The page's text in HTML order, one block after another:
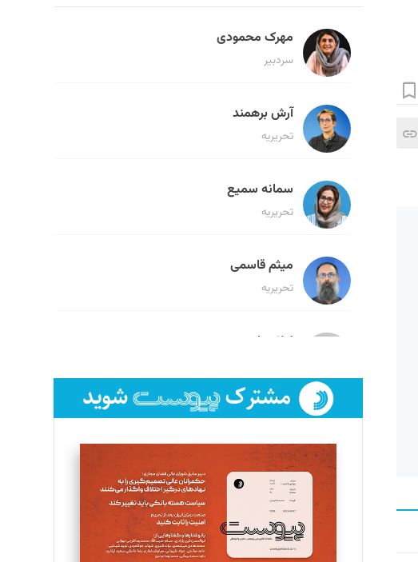
مهرک محمودی
سردبیر
آرش برهمند
تحریریه
سمانه سمیع
تحریریه
میثم قاسمی
تحریریه
لیلا حنارود
فائزه فتحی رستمی
تحریریه
سروش کرمیان
تحریریه